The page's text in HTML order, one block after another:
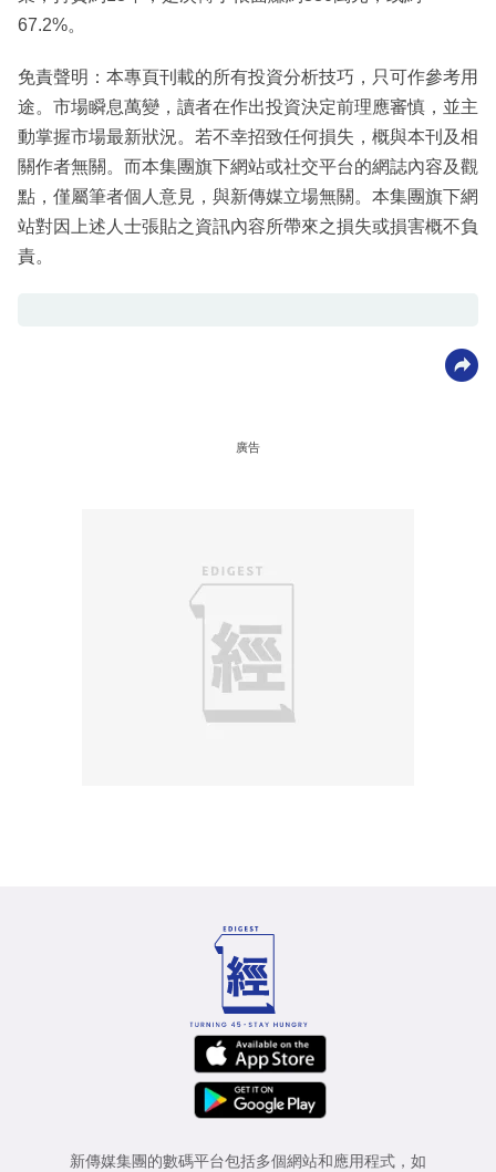
67.2%。
免責聲明：本專頁刊載的所有投資分析技巧，只可作參考用
途。市場瞬息萬變，讀者在作出投資決定前理應審慎，並主
動掌握市場最新狀況。若不幸招致任何損失，概與本刊及相
關作者無關。而本集團旗下網站或社交平台的網誌內容及觀
點，僅屬筆者個人意見，與新傳媒立場無關。本集團旗下網
站對因上述人士張貼之資訊內容所帶來之損失或損害概不負
責。
廣告
新傳媒集團的數碼平台包括多個網站和應用程式，如